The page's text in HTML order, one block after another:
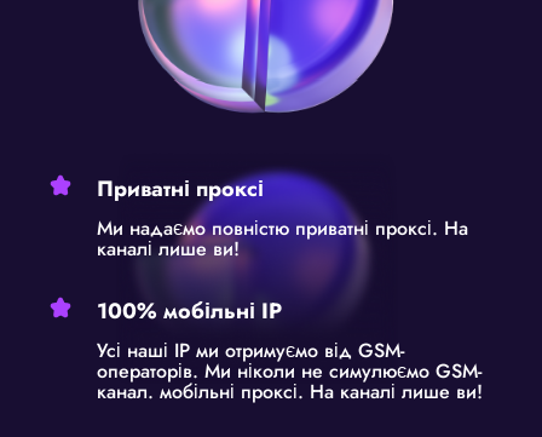
Приватні проксі
Ми надаємо повністю приватні проксі. На
каналі лише ви!
100% мобільні IP
Усі наші IP ми отримуємо від GSM-
операторів. Ми ніколи не симулюємо GSM-
канал. мобільні проксі. На каналі лише ви!